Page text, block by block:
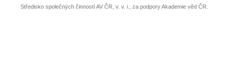
Středisko společných činností AV ČR, v. v. i., za podpory Akademie věd ČR.